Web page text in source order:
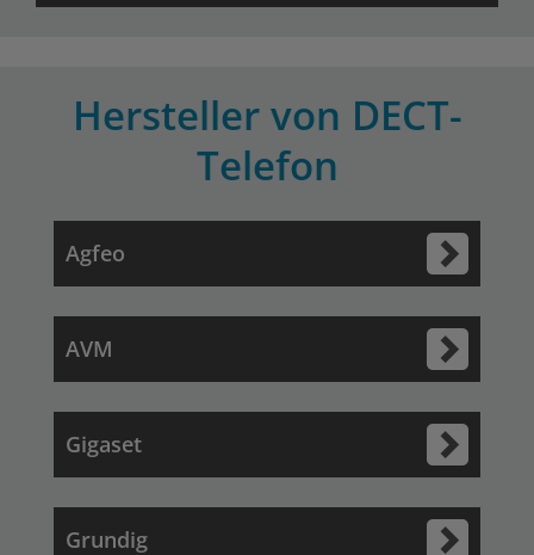
Hersteller von DECT-
Telefon
Agfeo
AVM
Gigaset
Grundig